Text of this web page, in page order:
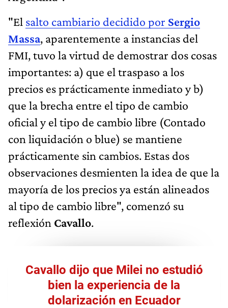
"El salto cambiario decidido por Sergio
Massa, aparentemente a instancias del
FMI, tuvo la virtud de demostrar dos cosas
importantes: a) que el traspaso a los
precios es prácticamente inmediato y b)
que la brecha entre el tipo de cambio
oficial y el tipo de cambio libre (Contado
con liquidación o blue) se mantiene
prácticamente sin cambios. Estas dos
observaciones desmienten la idea de que la
mayoría de los precios ya están alineados
al tipo de cambio libre", comenzó su
reflexión Cavallo.
Cavallo dijo que Milei no estudió
bien la experiencia de la
dolarización en Ecuador